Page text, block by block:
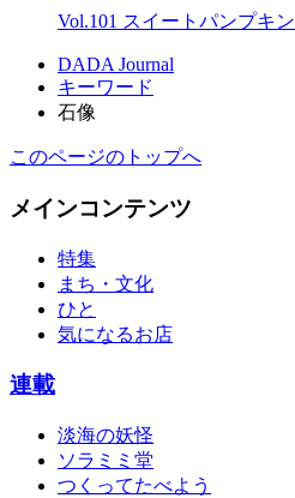
Vol.101 スイートパンプキン
DADA Journal
キーワード
石像
このページのトップへ
メインコンテンツ
特集
まち・文化
ひと
気になるお店
連載
淡海の妖怪
ソラミミ堂
つくってたべよう